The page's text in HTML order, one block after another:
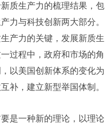
质生产力的梳理结果，包
力与科技创新两大部分。
产力的关键，发展新质生
过程中，政府和市场的角
以美国创新体系的变化为
补，建立新型举国体制。
是一种新的理论，以理论